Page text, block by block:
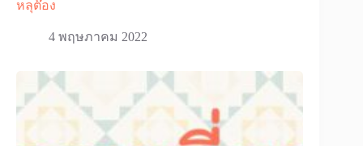
หลุต๊อง
4 พฤษภาคม 2022